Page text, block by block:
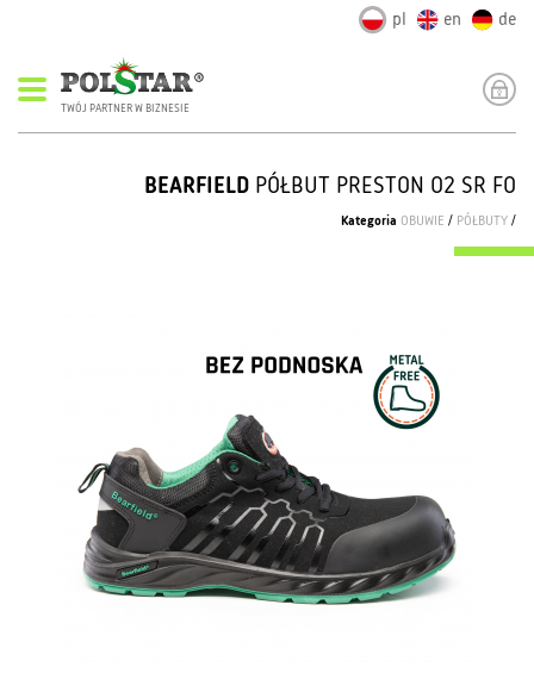
pl en de
TWÓJ PARTNER W BIZNESIE
BEARFIELD PÓŁBUT PRESTON O2 SR FO
Kategoria OBUWIE / PÓŁBUTY /